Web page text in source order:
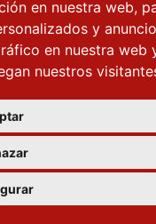
en nuestra web,
y
en nuestra web
nuestros